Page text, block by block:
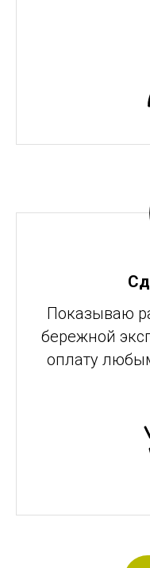
Показываю
бережной
оплату